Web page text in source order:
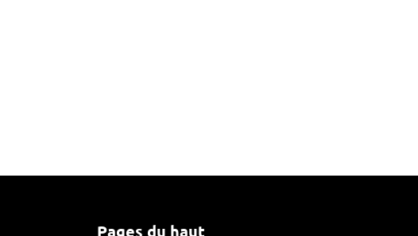
Pages du haut